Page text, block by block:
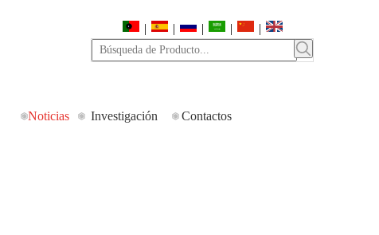
| | | | |
Noticias Investigación Contactos